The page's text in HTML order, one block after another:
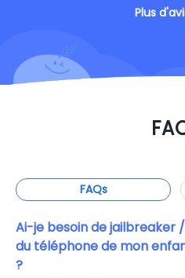
Plus
FAQs
Ai-je besoin de jailbreaker
du téléphone de mon
?